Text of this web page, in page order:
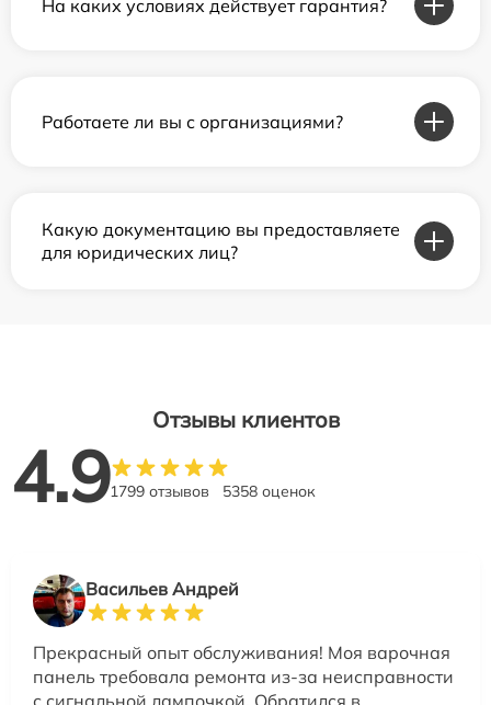
На каких условиях действует гарантия?
Работаете ли вы с организациями?
Какую документацию вы предоставляете
для юридических лиц?
Отзывы клиентов
4.91799 отзывов 5358 оценок
Васильев Андрей
Прекрасный опыт обслуживания! Моя варочная
панель требовала ремонта из-за неисправности